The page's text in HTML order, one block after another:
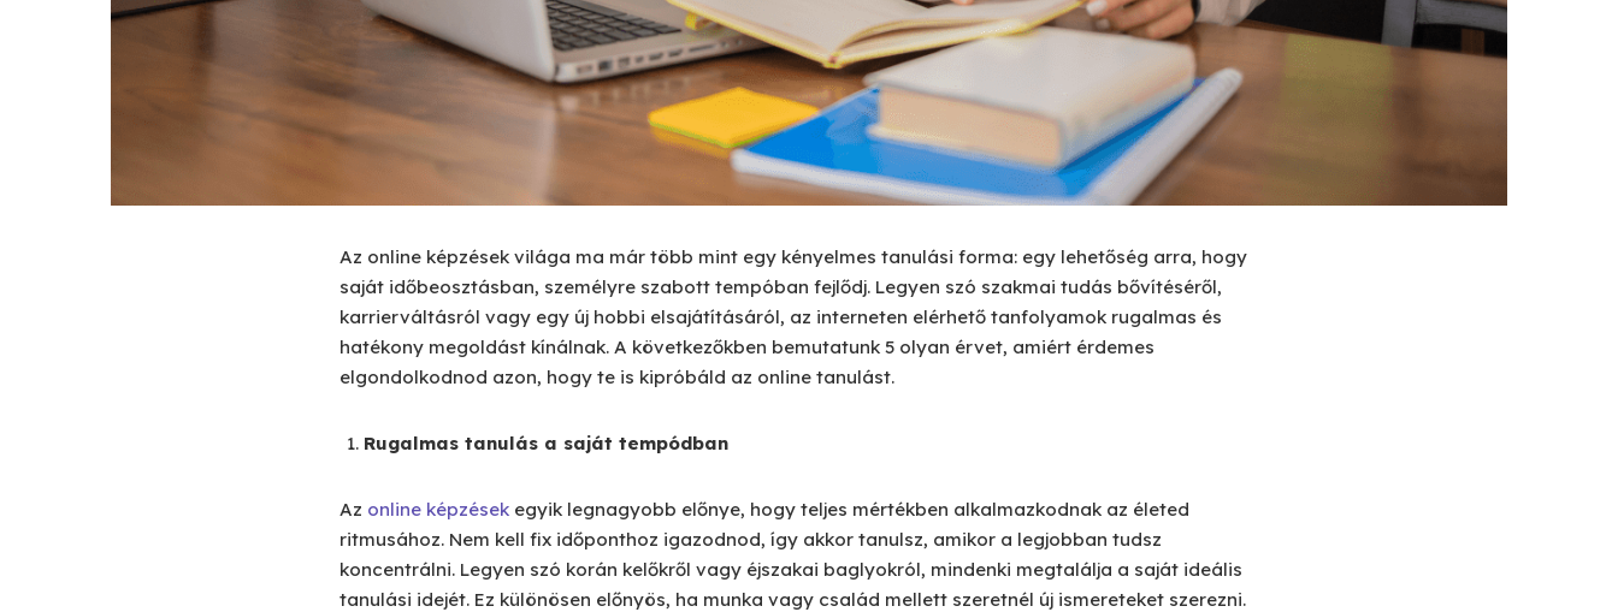
Az online képzések világa ma már több mint egy kényelmes tanulási forma: egy lehetőség arra, hogy
saját időbeosztásban, személyre szabott tempóban fejlődj. Legyen szó szakmai tudás bővítéséről,
karrierváltásról vagy egy új hobbi elsajátításáról, az interneten elérhető tanfolyamok rugalmas és
hatékony megoldást kínálnak. A következőkben bemutatunk 5 olyan érvet, amiért érdemes
elgondolkodnod azon, hogy te is kipróbáld az online tanulást.
Rugalmas tanulás a saját tempódban
Az online képzések egyik legnagyobb előnye, hogy teljes mértékben alkalmazkodnak az életed
ritmusához. Nem kell fix időponthoz igazodnod, így akkor tanulsz, amikor a legjobban tudsz
koncentrálni. Legyen szó korán kelőkről vagy éjszakai baglyokról, mindenki megtalálja a saját ideális
tanulási idejét. Ez különösen előnyös, ha munka vagy család mellett szeretnél új ismereteket szerezni.